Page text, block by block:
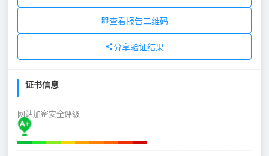
查看报告二维码
分享验证结果
证书信息
网站加密安全评级